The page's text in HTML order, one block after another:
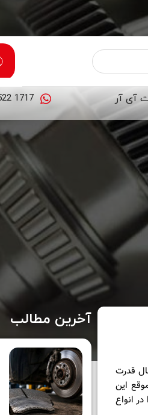
آی آر 1717 522 0933
قدرت
این
انواع
آخرین مطالب